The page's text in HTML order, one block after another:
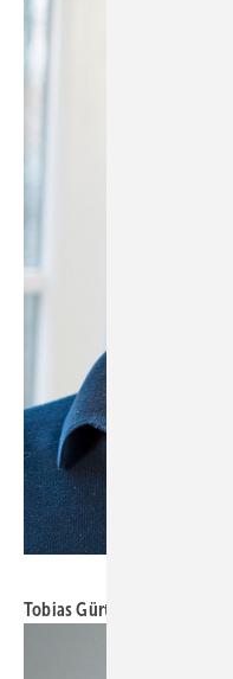
Tobias Gürtler